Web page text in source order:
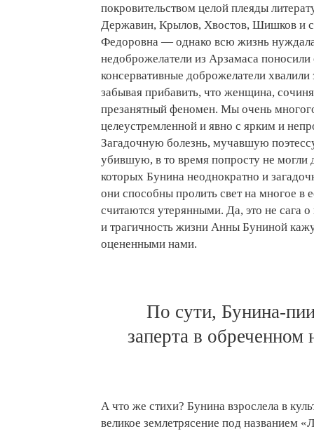
покровительством целой плеяды
Державин, Крылов, Хвостов, Шишков и
Федоровна — однако всю жизнь
недоброжелатели из Арзамаса
консервативные доброжелатели хвалили
забывая прибавить, что женщина,
презанятный феномен. Мы очень
целеустремленной и явно с ярким и
Загадочную болезнь, мучавшую
убившую, в то время попросту не могли
которых Бунина неоднократно и
они способны пролить свет на многое в
считаются утерянными. Да, это не сага
и трагичность жизни Анны Буниной
оцененными нами.
По сути, Бунина-
заперта в обреченном
А что же стихи? Бунина взрослела в
великое землетрясение под названием